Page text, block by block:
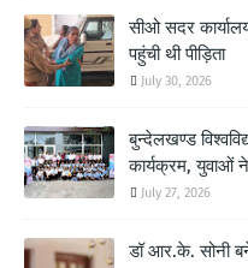
सीओ सदर
पहुंची थी पीड़िता
July 30, 2026
बुन्देलखण्ड
कार्यक्रम, युवाओं
July 27, 2026
डॉ आर.के. सोनी